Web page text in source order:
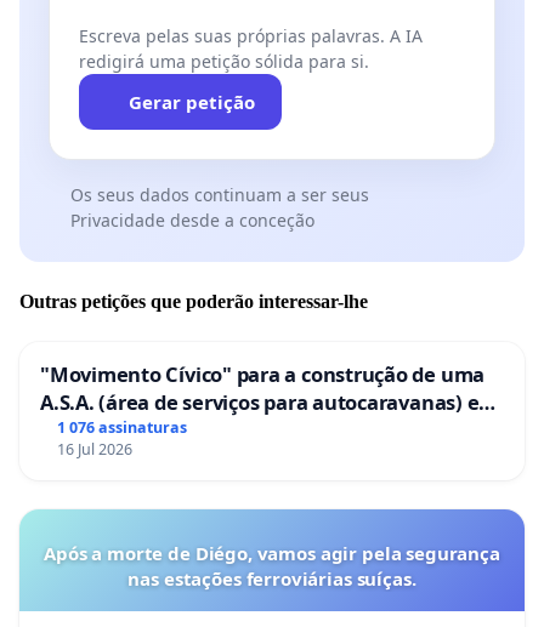
Escreva pelas suas próprias palavras. A IA
redigirá uma petição sólida para si.
Gerar petição
Os seus dados continuam a ser seus
Privacidade desde a conceção
Outras petições que poderão interessar-lhe
"Movimento Cívico" para a construção de uma
A.S.A. (área de serviços para autocaravanas) em
Coimbra
1 076 assinaturas
16 Jul 2026
Após a morte de Diégo, vamos agir pela segurança
nas estações ferroviárias suíças.